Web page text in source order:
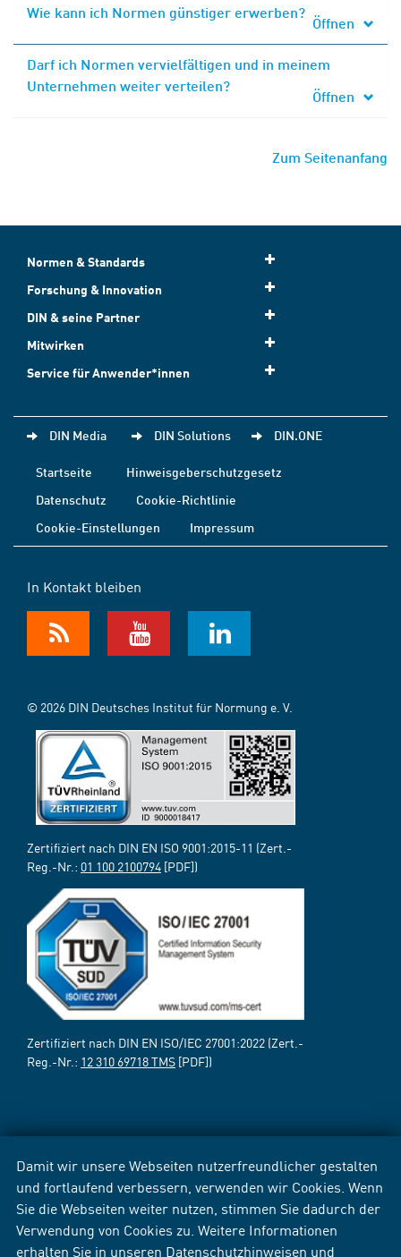
Damit wir unsere Webseiten nutzerfreundlicher gestalten
und fortlaufend verbessern, verwenden wir Cookies. Wenn
Sie die Webseiten weiter nutzen, stimmen Sie dadurch der
Verwendung von Cookies zu. Weitere Informationen
erhalten Sie in unseren Datenschutzhinweisen und
Wie kann ich Normen günstiger erwerben?
Öffnen
Darf ich Normen vervielfältigen und in meinem
Unternehmen weiter verteilen?
Öffnen
Zum Seitenanfang
Normen & Standards
Forschung & Innovation
DIN & seine Partner
Mitwirken
Service für Anwender*innen
DIN Media DIN Solutions DIN.ONE
Startseite
Hinweisgeberschutzgesetz
Datenschutz
Cookie-Richtlinie
Cookie-Einstellungen
Impressum
In Kontakt bleiben
© 2026 DIN Deutsches Institut für Normung e. V.
Zertifiziert nach DIN EN ISO 9001:2015-11 (Zert.-
Reg.-Nr.: 01 100 2100794 [PDF])
Zertifiziert nach DIN EN ISO/IEC 27001:2022 (Zert.-
Reg.-Nr.: 12 310 69718 TMS [PDF])